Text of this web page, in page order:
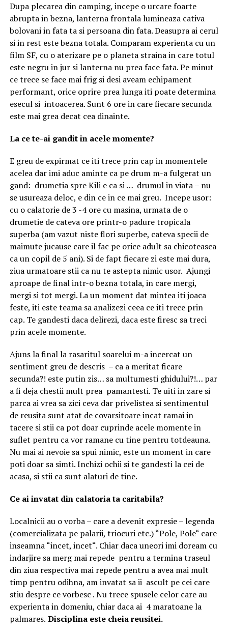
Dupa plecarea din camping, incepe o urcare foarte
abrupta in bezna, lanterna frontala lumineaza cativa
bolovani in fata ta si persoana din fata. Deasupra ai cerul
si in rest este bezna totala. Comparam experienta cu un
film SF, cu o aterizare pe o planeta straina in care totul
este negru in jur si lanterna nu prea face fata. Pe minut
ce trece se face mai frig si desi aveam echipament
performant, orice oprire prea lunga iti poate determina
esecul si intoacerea. Sunt 6 ore in care fiecare secunda
este mai grea decat cea dinainte.
La ce te-ai gandit in acele momente?
E greu de expirmat ce iti trece prin cap in momentele
acelea dar imi aduc aminte ca pe drum m-a fulgerat un
gand: drumetia spre Kili e ca si … drumul in viata – nu
se usureaza deloc, e din ce in ce mai greu. Incepe usor:
cu o calatorie de 3 -4 ore cu masina, urmata de o
drumetie de cateva ore printr-o padure tropicala
superba (am vazut niste flori superbe, cateva specii de
maimute jucause care il fac pe orice adult sa chicoteasca
ca un copil de 5 ani). Si de fapt fiecare zi este mai dura,
ziua urmatoare stii ca nu te astepta nimic usor. Ajungi
aproape de final intr-o bezna totala, in care mergi,
mergi si tot mergi. La un moment dat mintea iti joaca
feste, iti este teama sa analizezi ceea ce iti trece prin
cap. Te gandesti daca delirezi, daca este firesc sa treci
prin acele momente.
Ajuns la final la rasaritul soarelui m-a incercat un
sentiment greu de descris – ca a meritat ficare
secunda?! este putin zis… sa multumesti ghidului?!… par
a fi deja chestii mult prea pamantesti. Te uiti in zare si
parca ai vrea sa zici ceva dar privelistea si sentimentul
de reusita sunt atat de covarsitoare incat ramai in
tacere si stii ca pot doar cuprinde acele momente in
suflet pentru ca vor ramane cu tine pentru totdeauna.
Nu mai ai nevoie sa spui nimic, este un moment in care
poti doar sa simti. Inchizi ochii si te gandesti la cei de
acasa, si stii ca sunt alaturi de tine.
Ce ai invatat din calatoria ta caritabila?
Localnicii au o vorba – care a devenit expresie – legenda
(comercializata pe palarii, triocuri etc.) “Pole, Pole“ care
inseamna “incet, incet“. Chiar daca uneori imi doream cu
indarjire sa merg mai repede pentru a termina traseul
din ziua respectiva mai repede pentru a avea mai mult
timp pentru odihna, am invatat sa ii ascult pe cei care
stiu despre ce vorbesc . Nu trece spusele celor care au
experienta in domeniu, chiar daca ai 4 maratoane la
palmares. Disciplina este cheia reusitei.